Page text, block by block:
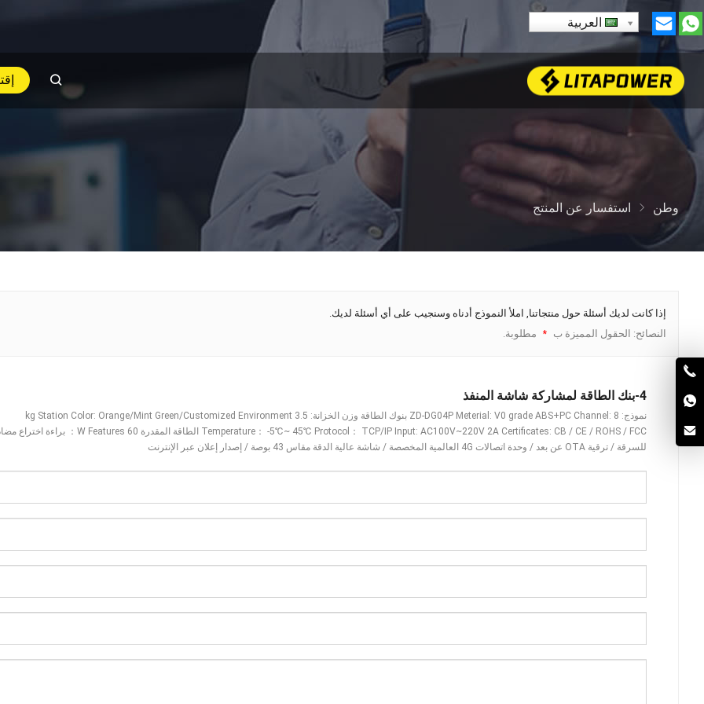
العربية
وطن استفسار عن المنتج
إذا كانت لديك أسئلة حول منتجاتنا, املأ النموذج أدناه وسنجيب على أي أسئلة لديك.
النصائح: الحقول المميزة ب
* مطلوبة.
4-بنك الطاقة لمشاركة شاشة المنفذ
نموذج: ZD-DG04P Meterial : V0 grade ABS+PC Channel : 8 بنوك الطاقة وزن الخزانة: 3.5 kg Station Color: Orange/Mint Green/Customized Environment
Temperature ： -5℃~ 45℃ Protocol ： TCP/IP Input: AC100V~220V 2A Certificates: CB / CE / ROHS / FCC الطاقة المقدرة 60 W Features ： براءة اختراع
للسرقة / ترقية OTA عن بعد / وحدة اتصالات 4G العالمية المخصصة / شاشة عالية الدقة مقاس 43 بوصة / إصدار إعلان عبر الإنترنت